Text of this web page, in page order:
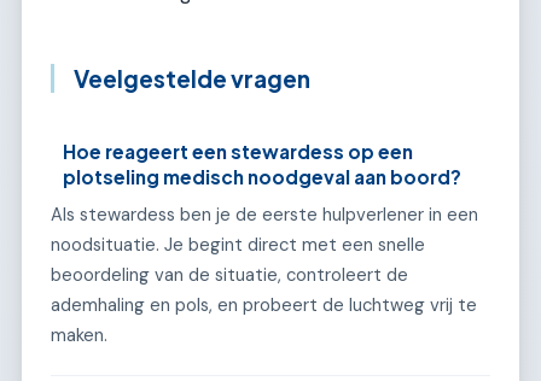
Veelgestelde vragen
Hoe reageert een stewardess op een
plotseling medisch noodgeval aan boord?
Als stewardess ben je de eerste hulpverlener in een
noodsituatie. Je begint direct met een snelle
beoordeling van de situatie, controleert de
ademhaling en pols, en probeert de luchtweg vrij te
maken.